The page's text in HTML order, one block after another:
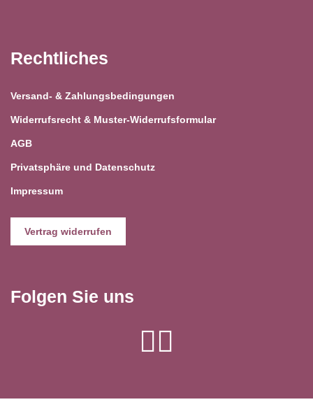
Rechtliches
Versand- & Zahlungsbedingungen
Widerrufsrecht & Muster-Widerrufsformular
AGB
Privatsphäre und Datenschutz
Impressum
Vertrag widerrufen
Folgen Sie uns